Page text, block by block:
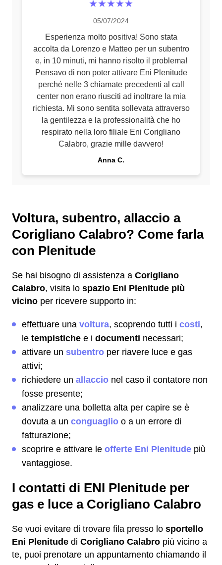
★★★★★
05/07/2024
Esperienza molto positiva! Sono stata
accolta da Lorenzo e Matteo per un subentro
e, in 10 minuti, mi hanno risolto il problema!
Pensavo di non poter attivare Eni Plenitude
perché nelle 3 chiamate precedenti al call
center non erano riusciti ad inoltrare la mia
richiesta. Mi sono sentita sollevata attraverso
la gentilezza e la professionalità che ho
respirato nella loro filiale Eni Corigliano
Calabro, grazie mille davvero!
Anna C.
Voltura, subentro, allaccio a
Corigliano Calabro? Come farla
con Plenitude
Se hai bisogno di assistenza a Corigliano
Calabro, visita lo spazio Eni Plenitude più
vicino per ricevere supporto in:
effettuare una voltura, scoprendo tutti i costi,
le tempistiche e i documenti necessari;
attivare un subentro per riavere luce e gas
attivi;
richiedere un allaccio nel caso il contatore non
fosse presente;
analizzare una bolletta alta per capire se è
dovuta a un conguaglio o a un errore di
fatturazione;
scoprire e attivare le offerte Eni Plenitude più
vantaggiose.
I contatti di ENI Plenitude per
gas e luce a Corigliano Calabro
Se vuoi evitare di trovare fila presso lo sportello
Eni Plenitude di Corigliano Calabro più vicino a
te, puoi prenotare un appuntamento chiamando il